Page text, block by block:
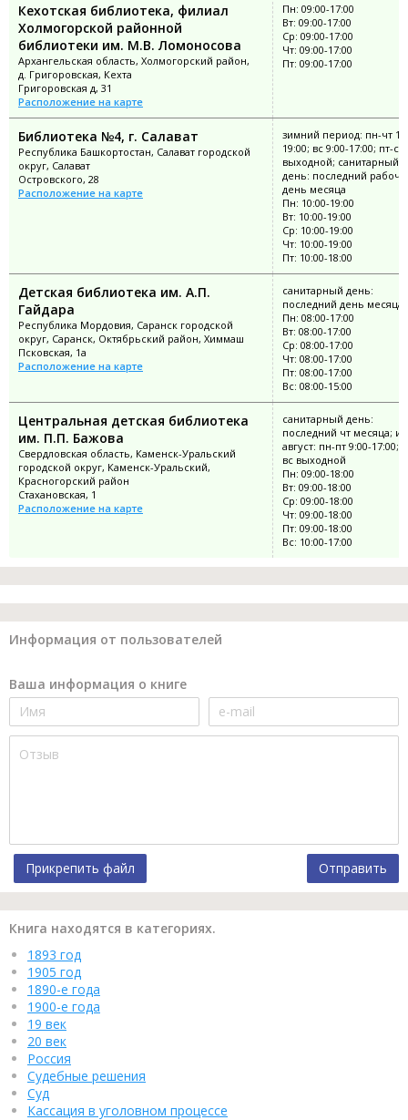
Кехотская библиотека, филиал
Холмогорской районной
библиотеки им. М.В. Ломоносова
Архангельская область, Холмогорский район,
д. Григоровская, Кехта
Григоровская д, 31
Расположение на карте
Пн: 09:00-17:00
Вт: 09:00-17:00
Ср: 09:00-17:00
Чт: 09:00-17:00
Пт: 09:00-17:00
Библиотека №4, г. Салават
Республика Башкортостан, Салават городской
округ, Салават
Островского, 28
Расположение на карте
зимний период: пн-чт
19:00; вс 9:00-17:00; пт-сб
выходной; санитарный
день: последний
день месяца
Пн: 10:00-19:00
Вт: 10:00-19:00
Ср: 10:00-19:00
Чт: 10:00-19:00
Пт: 10:00-18:00
Детская библиотека им. А.П.
Гайдара
Республика Мордовия, Саранск городской
округ, Саранск, Октябрьский район, Химмаш
Псковская, 1а
Расположение на карте
санитарный день:
последний день месяца
Пн: 08:00-17:00
Вт: 08:00-17:00
Ср: 08:00-17:00
Чт: 08:00-17:00
Пт: 08:00-17:00
Вс: 08:00-15:00
Центральная детская библиотека
им. П.П. Бажова
Свердловская область, Каменск-Уральский
городской округ, Каменск-Уральский,
Красногорский район
Стахановская, 1
Расположение на карте
санитарный день:
последний чт месяца;
август: пн-пт 9:00-17:00;
вс выходной
Пн: 09:00-18:00
Вт: 09:00-18:00
Ср: 09:00-18:00
Чт: 09:00-18:00
Пт: 09:00-18:00
Вс: 10:00-17:00
Информация от пользователей
Ваша информация о книге
Прикрепить файл Отправить
Книга находятся в категориях.
1893 год
1905 год
1890-е года
1900-е года
19 век
20 век
Россия
Судебные решения
Суд
Кассация в уголовном процессе